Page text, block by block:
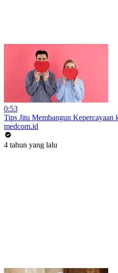
0:53
Tips Jitu Membangun Kepercayaan
medcom.id
4 tahun yang lalu